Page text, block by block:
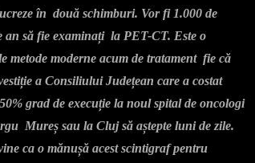
în două schimburi. Vor fi 1.000 de
an să fie examinați la PET-CT. Este o
metode moderne acum de tratament fie că
a Consiliului Județean care a costat
grad de execuție la noul spital de oncologi
Mureș sau la Cluj să aștepte luni de zile.
ca o mănușă acest scintigraf pentru